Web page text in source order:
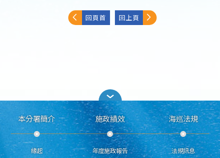
回頁首 回上頁
本分署簡介
緣起
施政績效
年度施政報告
海巡法規
法規訊息